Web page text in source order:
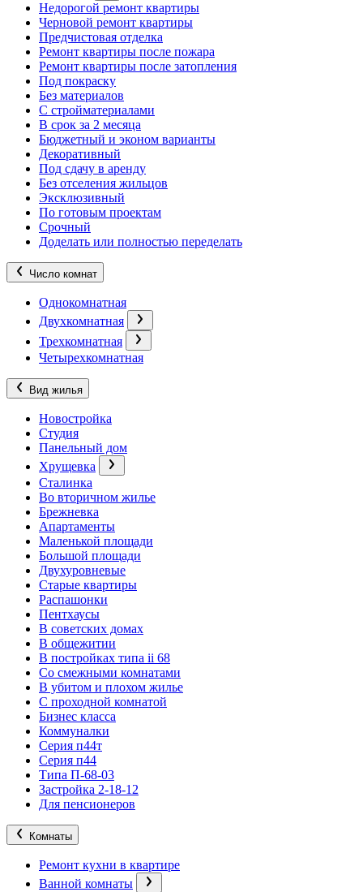
Недорогой ремонт квартиры
Черновой ремонт квартиры
Предчистовая отделка
Ремонт квартиры после пожара
Ремонт квартиры после затопления
Под покраску
Без материалов
С стройматериалами
В срок за 2 месяца
Бюджетный и эконом варианты
Декоративный
Под сдачу в аренду
Без отселения жильцов
Эксклюзивный
По готовым проектам
Срочный
Доделать или полностью переделать
Число комнат
Однокомнатная
Двухкомнатная
Трехкомнатная
Четырехкомнатная
Вид жилья
Новостройка
Студия
Панельный дом
Хрущевка
Сталинка
Во вторичном жилье
Брежневка
Апартаменты
Маленькой площади
Большой площади
Двухуровневые
Старые квартиры
Распашонки
Пентхаусы
В советских домах
В общежитии
В постройках типа ii 68
Со смежными комнатами
В убитом и плохом жилье
С проходной комнатой
Бизнес класса
Коммуналки
Серия п44т
Серия п44
Типа П-68-03
Застройка 2-18-12
Для пенсионеров
Комнаты
Ремонт кухни в квартире
Ванной комнаты